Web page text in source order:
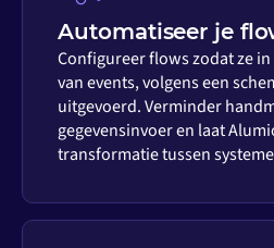
Automatiseer je
Configureer flows zodat ze
van events, volgens een
uitgevoerd. Verminder
gegevensinvoer en laat
transformatie tussen